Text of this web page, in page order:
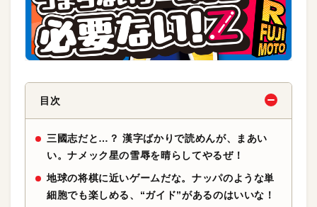
目次
三國志だと…？ 漢字ばかりで読めんが、まあい
い。ナメック星の雪辱を晴らしてやるぜ！
地球の将棋に近いゲームだな。ナッパのような単
細胞でも楽しめる、“ガイド”があるのはいいな！